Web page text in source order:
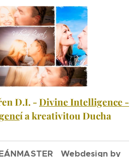
D.I. -Divine Intelligence -
í a kreativitou Ducha
Webdesign by